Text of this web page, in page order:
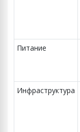
Питание
Инфраструктура